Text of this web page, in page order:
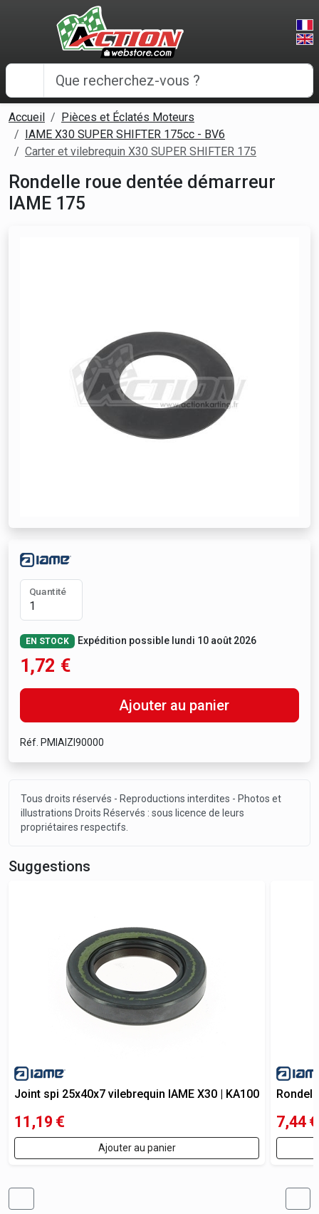
Panneau de gestion des cookies
Accueil
Pièces et Éclatés Moteurs
IAME X30 SUPER SHIFTER 175cc - BV6
Carter et vilebrequin X30 SUPER SHIFTER 175
Rondelle roue dentée démarreur
IAME 175
Quantité
EN STOCK Expédition possible lundi 10 août 2026
1,72 €
Ajouter au panier
Réf. PMIAIZI90000
Tous droits réservés - Reproductions interdites - Photos et
illustrations Droits Réservés : sous licence de leurs
propriétaires respectifs.
Suggestions
Joint spi 25x40x7 vilebrequin IAME X30 | KA100
11,19 €
Ajouter au panier
7,44 €